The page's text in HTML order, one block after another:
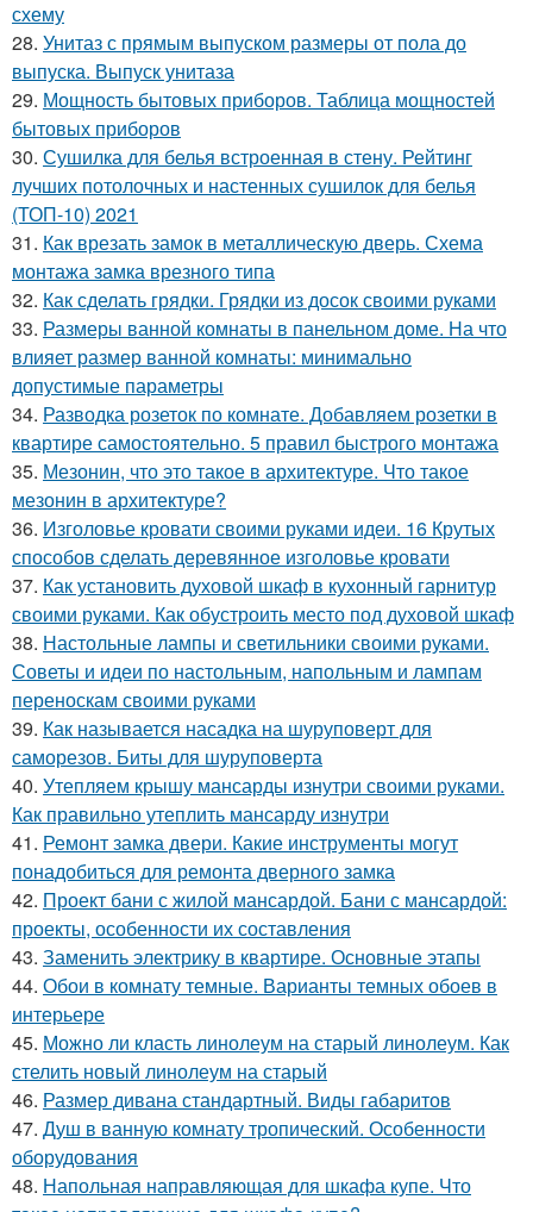
схему
28. Унитаз с прямым выпуском размеры от пола до
выпуска. Выпуск унитаза
29. Мощность бытовых приборов. Таблица мощностей
бытовых приборов
30. Сушилка для белья встроенная в стену. Рейтинг
лучших потолочных и настенных сушилок для белья
(ТОП-10) 2021
31. Как врезать замок в металлическую дверь. Схема
монтажа замка врезного типа
32. Как сделать грядки. Грядки из досок своими руками
33. Размеры ванной комнаты в панельном доме. На что
влияет размер ванной комнаты: минимально
допустимые параметры
34. Разводка розеток по комнате. Добавляем розетки в
квартире самостоятельно. 5 правил быстрого монтажа
35. Мезонин, что это такое в архитектуре. Что такое
мезонин в архитектуре?
36. Изголовье кровати своими руками идеи. 16 Крутых
способов сделать деревянное изголовье кровати
37. Как установить духовой шкаф в кухонный гарнитур
своими руками. Как обустроить место под духовой шкаф
38. Настольные лампы и светильники своими руками.
Советы и идеи по настольным, напольным и лампам
переноскам своими руками
39. Как называется насадка на шуруповерт для
саморезов. Биты для шуруповерта
40. Утепляем крышу мансарды изнутри своими руками.
Как правильно утеплить мансарду изнутри
41. Ремонт замка двери. Какие инструменты могут
понадобиться для ремонта дверного замка
42. Проект бани с жилой мансардой. Бани с мансардой:
проекты, особенности их составления
43. Заменить электрику в квартире. Основные этапы
44. Обои в комнату темные. Варианты темных обоев в
интерьере
45. Можно ли класть линолеум на старый линолеум. Как
стелить новый линолеум на старый
46. Размер дивана стандартный. Виды габаритов
47. Душ в ванную комнату тропический. Особенности
оборудования
48. Напольная направляющая для шкафа купе. Что